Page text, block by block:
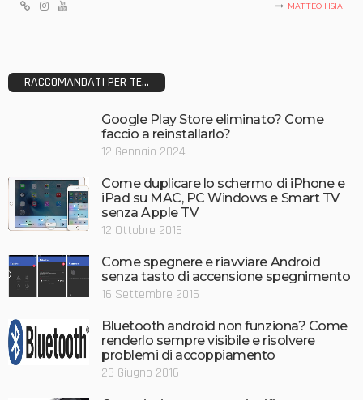
MATTEO HSIA
RACCOMANDATI PER TE...
Google Play Store eliminato? Come
faccio a reinstallarlo?
12 Gennaio 2024
Come duplicare lo schermo di iPhone e
iPad su MAC, PC Windows e Smart TV
senza Apple TV
12 Ottobre 2016
Come spegnere e riavviare Android
senza tasto di accensione spegnimento
16 Settembre 2016
Bluetooth android non funziona? Come
renderlo sempre visibile e risolvere
problemi di accoppiamento
23 Giugno 2016